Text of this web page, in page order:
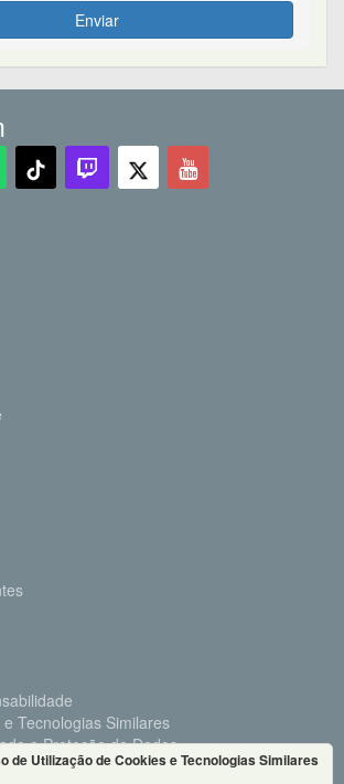
Enviar
Tecnologias Similares
e Proteção de Dados
de Utilização de Cookies e Tecnologias Similares